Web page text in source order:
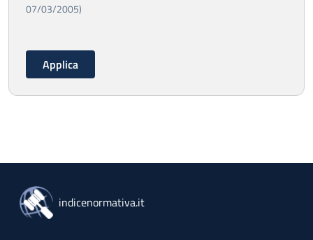
07/03/2005)
indicenormativa.it